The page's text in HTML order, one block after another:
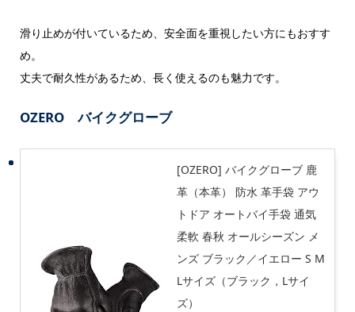
滑り止めが付いているため、安全面を重視したい方にもおすす
め。
丈夫で耐久性があるため、長く使えるのも魅力です。
OZERO バイクグローブ
[OZERO] バイクグローブ 鹿
革（本革） 防水 革手袋 アウ
トドア オートバイ手袋 通気
柔軟 春秋 オールシーズン メ
ンズ ブラック／イエロー S M
Lサイズ（ブラック，Lサイ
ズ）